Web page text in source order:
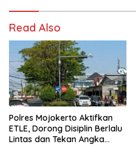
Read Also
Polres Mojokerto Aktifkan
ETLE, Dorong Disiplin Berlalu
Lintas dan Tekan Angka